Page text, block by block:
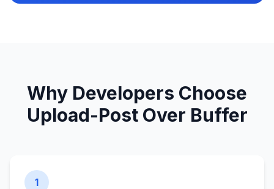
Why Developers Choose
Upload-Post Over Buffer
1